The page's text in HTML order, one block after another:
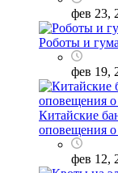
фев 23,
Роботы и
фев 19,
Китайские
оповещения о
фев 12,